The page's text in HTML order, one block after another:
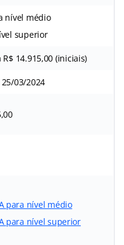
nível médio
superior
R$ 14.915,00 (iniciais)
03/2024
para nível médio
para nível superior